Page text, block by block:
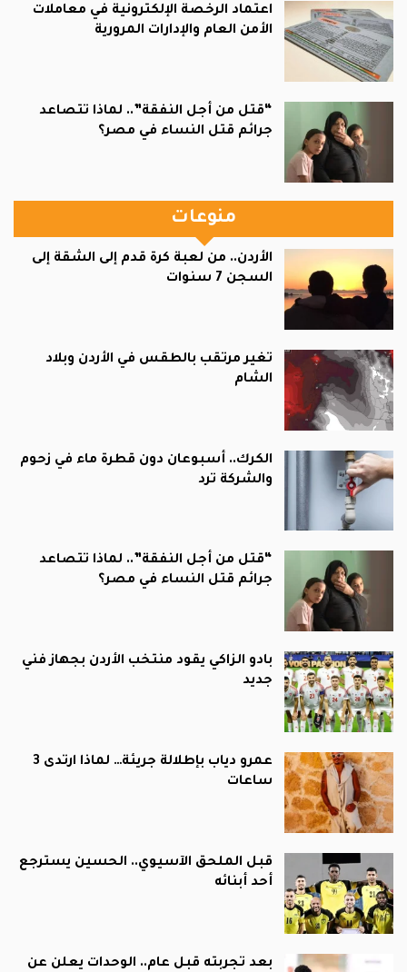
اعتماد الرخصة الإلكترونية في معاملات
الأمن العام والإدارات المرورية
“قتل من أجل النفقة”.. لماذا تتصاعد
جرائم قتل النساء في مصر؟
منوعات
الأردن.. من لعبة كرة قدم إلى الشقة إلى
السجن 7 سنوات
تغير مرتقب بالطقس في الأردن وبلاد
الشام
الكرك.. أسبوعان دون قطرة ماء في زحوم
والشركة ترد
“قتل من أجل النفقة”.. لماذا تتصاعد
جرائم قتل النساء في مصر؟
بادو الزاكي يقود منتخب الأردن بجهاز فني
جديد
عمرو دياب بإطلالة جريئة… لماذا ارتدى 3
ساعات
قبل الملحق الآسيوي.. الحسين يسترجع
أحد أبنائه
بعد تجربته قبل عام.. الوحدات يعلن عن